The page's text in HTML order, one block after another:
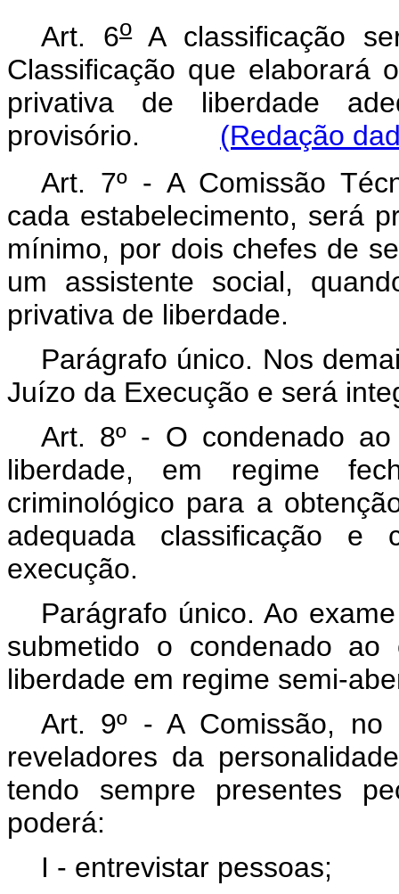
Art. 6oA classificação
Classificação que elaborará
privativa de liberdade
provisório.
(Redação
Art. 7º - A Comissão
cada estabelecimento, será
mínimo, por dois chefes de
um assistente social,
privativa de liberdade.
Parágrafo único. Nos
Juízo da Execução e será
Art. 8º - O condenado
liberdade, em regime
criminológico para a
adequada classificação e
execução.
Parágrafo único. Ao
submetido o condenado
liberdade em regime semi-
Art. 9º - A Comissão,
reveladores da
tendo sempre presentes
poderá:
I - entrevistar pessoas;